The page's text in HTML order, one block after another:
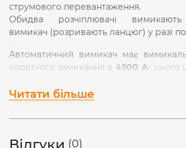
струмового перевантаження.
Обидва розчіплювачі
вимикач (розривають ланцюг) у разі
Автоматичний вимикач має
короткого замикання в 4500 А- цього
Характеристика відключення
автоматичного вимикача
значення. Це універсальний
Читати більше
Відгуки (0)